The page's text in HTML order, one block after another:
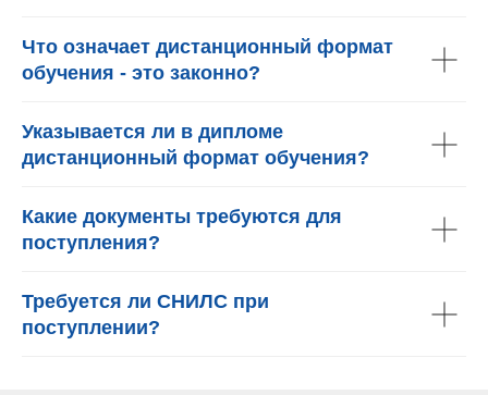
Что означает дистанционный формат
обучения - это законно?
Указывается ли в дипломе
дистанционный формат обучения?
Какие документы требуются для
поступления?
Требуется ли СНИЛС при
поступлении?